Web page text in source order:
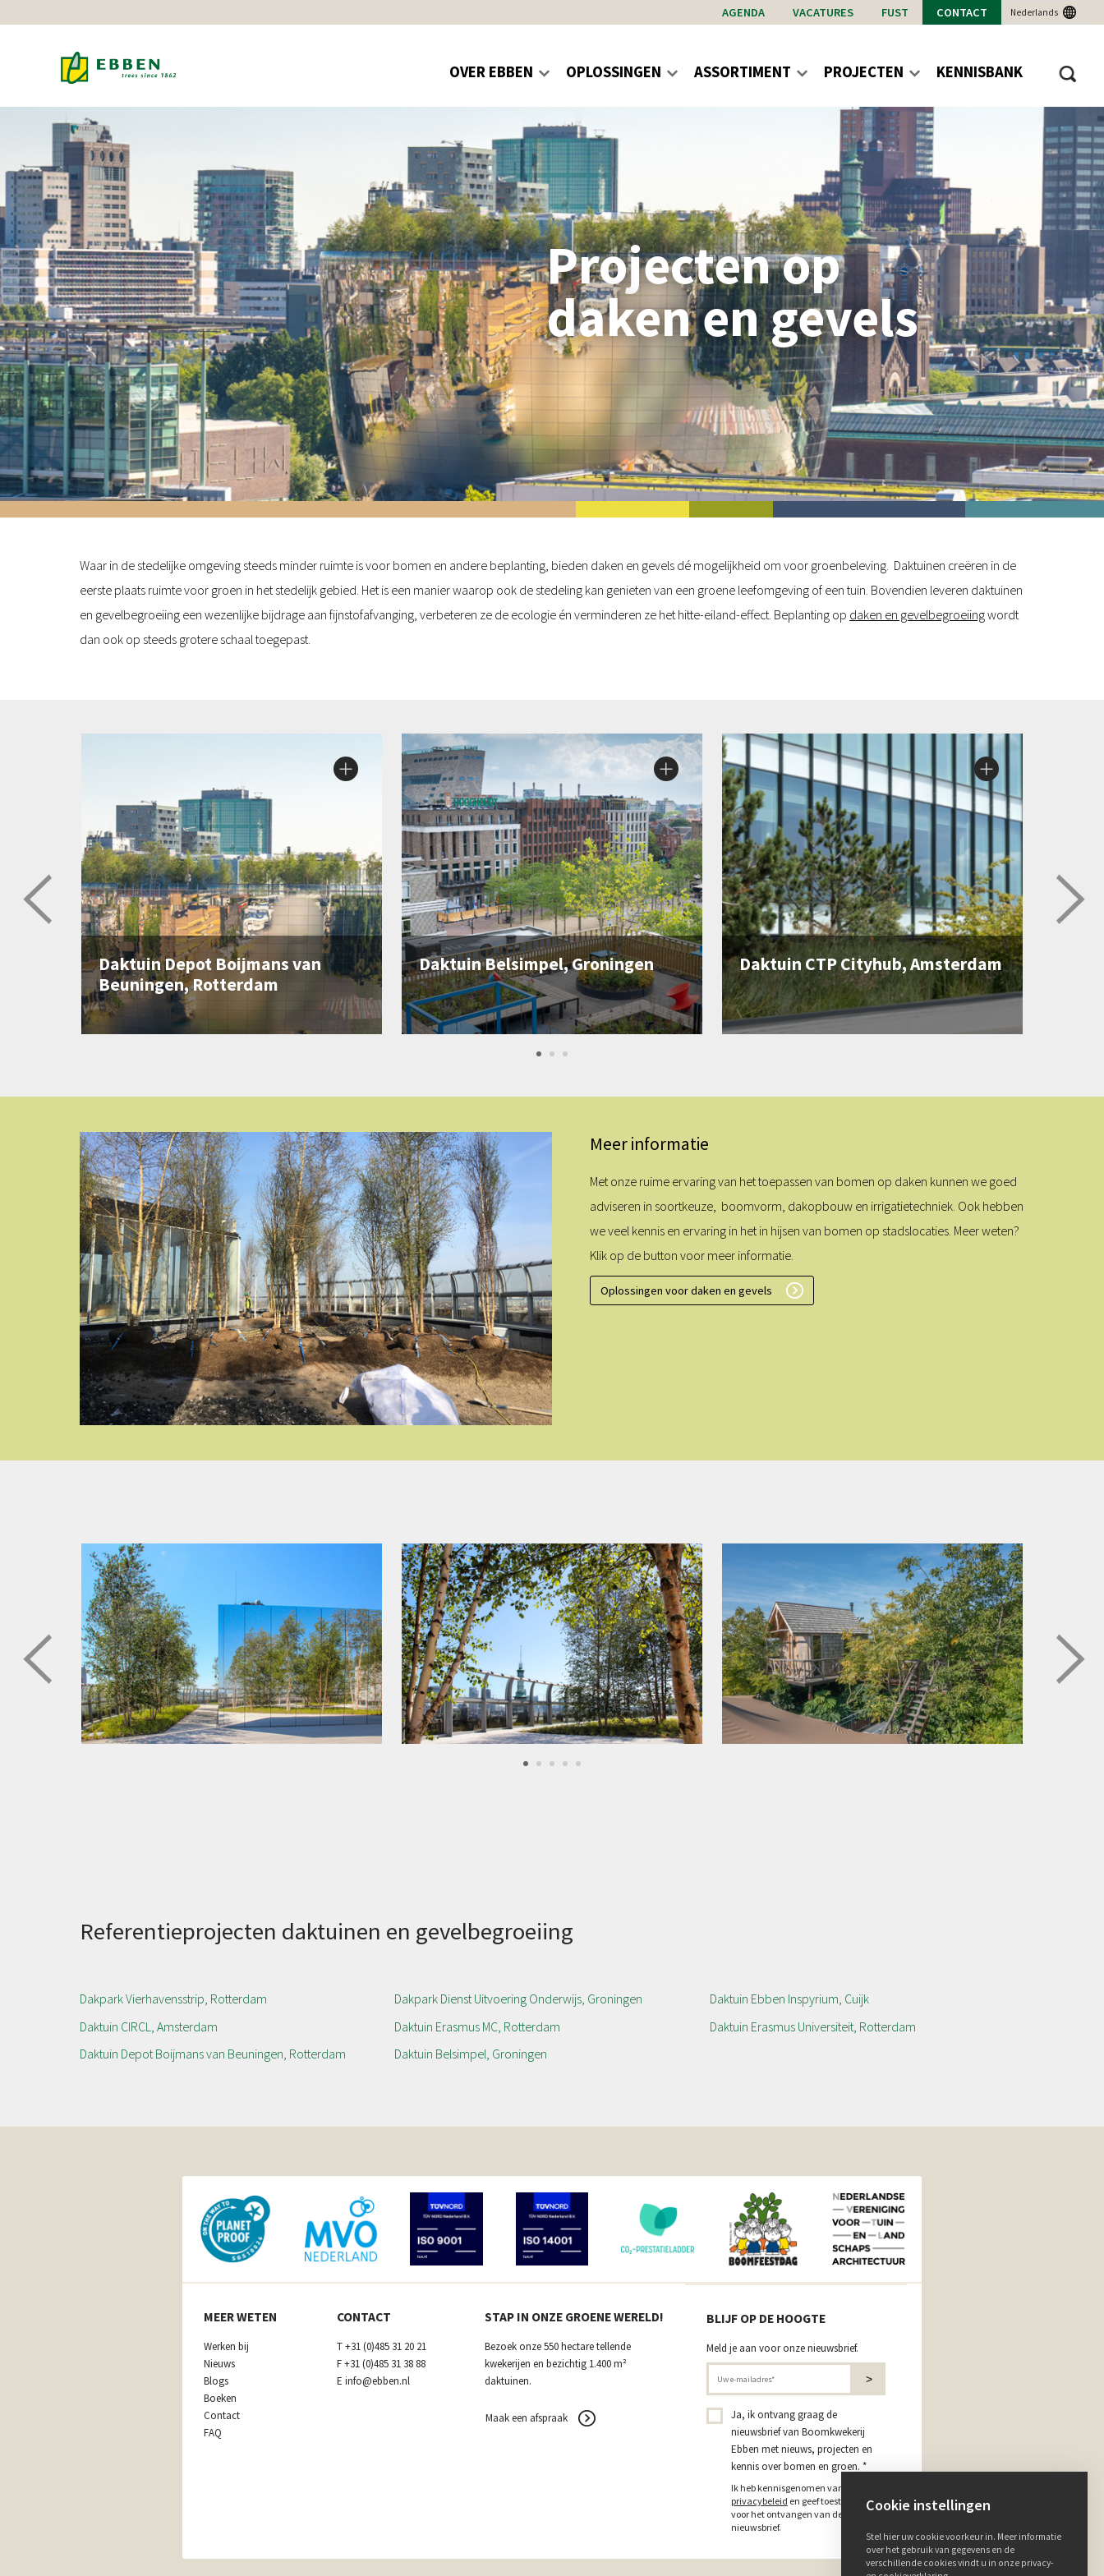
AGENDA VACATURES FUST CONTACT Nederlands
OVER EBBEN OPLOSSINGEN ASSORTIMENT PROJECTEN KENNISBANK
Projecten op
daken en gevels
Waar in de stedelijke omgeving steeds minder ruimte is voor bomen en andere beplanting, bieden daken en gevels dé mogelijkheid om voor groenbeleving. Daktuinen creëren in de
eerste plaats ruimte voor groen in het stedelijk gebied. Het is een manier waarop ook de stedeling kan genieten van een groene leefomgeving of een tuin. Bovendien leveren daktuinen
en gevelbegroeiing een wezenlijke bijdrage aan fijnstofafvanging, verbeteren ze de ecologie én verminderen ze het hitte-eiland-effect. Beplanting op daken en gevelbegroeiingwordt
dan ook op steeds grotere schaal toegepast.
Daktuin Depot Boijmans van
Beuningen, Rotterdam
Daktuin Belsimpel, Groningen Daktuin CTP Cityhub, Amsterdam
Meer informatie
Met onze ruime ervaring van het toepassen van bomen op daken kunnen we goed
adviseren in soortkeuze, boomvorm, dakopbouw en irrigatietechniek. Ook hebben
we veel kennis en ervaring in het in hijsen van bomen op stadslocaties. Meer weten?
Klik op de button voor meer informatie.
Oplossingen voor daken en gevels
Referentieprojecten daktuinen en gevelbegroeiing
Dakpark Vierhavensstrip, Rotterdam Dakpark Dienst Uitvoering Onderwijs, Groningen
Daktuin Ebben Inspyrium, Cuijk
Daktuin CIRCL, Amsterdam
Daktuin Erasmus MC, Rotterdam
Daktuin Erasmus Universiteit, Rotterdam
Daktuin Depot Boijmans van Beuningen, Rotterdam
Daktuin Belsimpel, Groningen
MEER WETEN
Werken bij
Nieuws
Blogs
Boeken
Contact
FAQ
CONTACT
T+31 (0)485 31 20 21
F+31 (0)485 31 38 88
E info@ebben.nl
STAP IN ONZE GROENE WERELD!
Bezoek onze 550 hectare tellende
kwekerijen en bezichtig 1.400 m²
daktuinen.
Maak een afspraak
BLIJF OP DE HOOGTE
Meld je aan voor onze nieuwsbrief.
Ja, ik ontvang graag de
nieuwsbrief van Boomkwekerij
Ebben met nieuws, projecten en
kennis over bomen en groen. *
Ik heb kennisgenomen van het
privacybeleid en geef toestemming
voor het ontvangen van deze
nieuwsbrief.
Cookie instellingen
Stel hier uw cookie voorkeur in. Meer informatie
over het gebruik van gegevens en de
verschillende cookies vindt u in onze privacy-